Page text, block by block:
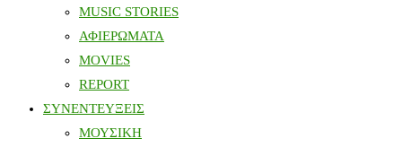
MUSIC STORIES
ΑΦΙΕΡΩΜΑΤΑ
MOVIES
REPORT
ΣΥΝΕΝΤΕΥΞΕΙΣ
ΜΟΥΣΙΚΗ